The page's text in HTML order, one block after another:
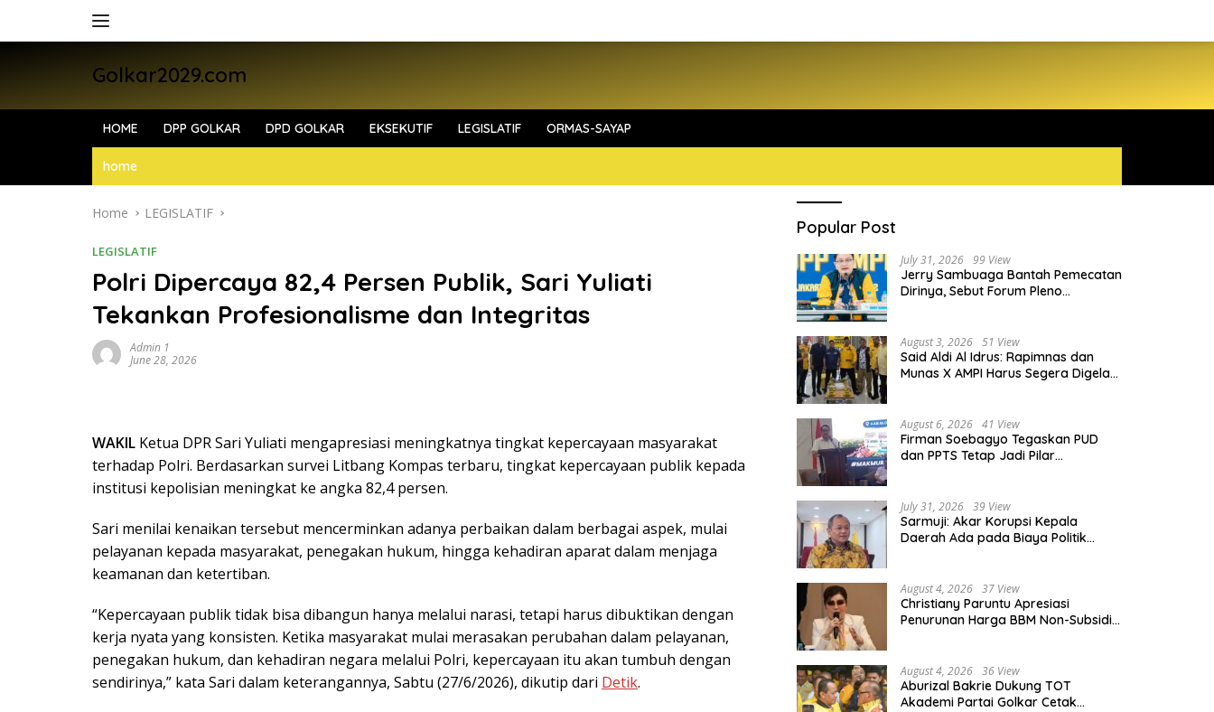
Golkar2029.com
HOME DPP GOLKAR DPD GOLKAR EKSEKUTIF LEGISLATIF ORMAS-SAYAP
home
Home LEGISLATIF
LEGISLATIF
Polri Dipercaya 82,4 Persen Publik, Sari Yuliati
Tekankan Profesionalisme dan Integritas
Admin 1
June 28, 2026
WAKIL Ketua DPR Sari Yuliati mengapresiasi meningkatnya tingkat kepercayaan masyarakat
terhadap Polri. Berdasarkan survei Litbang Kompas terbaru, tingkat kepercayaan publik kepada
institusi kepolisian meningkat ke angka 82,4 persen.
Sari menilai kenaikan tersebut mencerminkan adanya perbaikan dalam berbagai aspek, mulai
pelayanan kepada masyarakat, penegakan hukum, hingga kehadiran aparat dalam menjaga
keamanan dan ketertiban.
“Kepercayaan publik tidak bisa dibangun hanya melalui narasi, tetapi harus dibuktikan dengan
kerja nyata yang konsisten. Ketika masyarakat mulai merasakan perubahan dalam pelayanan,
penegakan hukum, dan kehadiran negara melalui Polri, kepercayaan itu akan tumbuh dengan
sendirinya,” kata Sari dalam keterangannya, Sabtu (27/6/2026), dikutip dari Detik.
Popular Post
July 31, 2026 99 View
Jerry Sambuaga Bantah Pemecatan
Dirinya, Sebut Forum Pleno
August 3, 2026 51 View
Said Aldi Al Idrus: Rapimnas dan
Munas X AMPI Harus Segera Digelar
August 6, 2026 41 View
Firman Soebagyo Tegaskan PUD
dan PPTS Tetap Jadi Pilar
July 31, 2026 39 View
Sarmuji: Akar Korupsi Kepala
Daerah Ada pada Biaya Politik
August 4, 2026 37 View
Christiany Paruntu Apresiasi
Penurunan Harga BBM Non-Subsidi,
August 4, 2026 36 View
Aburizal Bakrie Dukung TOT
Akademi Partai Golkar Cetak